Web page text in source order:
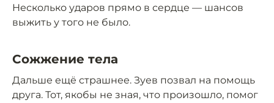
Несколько ударов прямо в сердце — шансов
выжить у того не было.
Сожжение тела
Дальше ещё страшнее. Зуев позвал на помощь
друга. Тот, якобы не зная, что произошло, помог